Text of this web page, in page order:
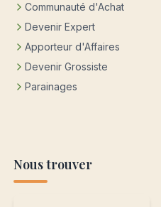
Communauté d'Achat
Devenir Expert
Apporteur d'Affaires
Devenir Grossiste
Parainages
Nous trouver